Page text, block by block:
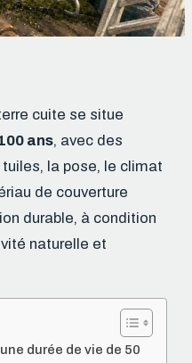
cuite se situe
ans, avec des
la pose, le climat
de couverture
durable, à condition
naturelle et
durée de vie de 50